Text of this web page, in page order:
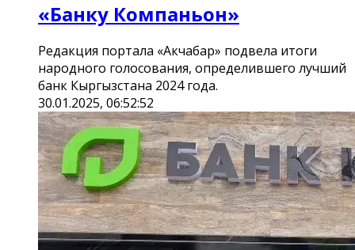
«Банку Компаньон»
Редакция портала «Акчабар» подвела итоги
народного голосования, определившего лучший
банк Кыргызстана 2024 года.
30.01.2025, 06:52:52